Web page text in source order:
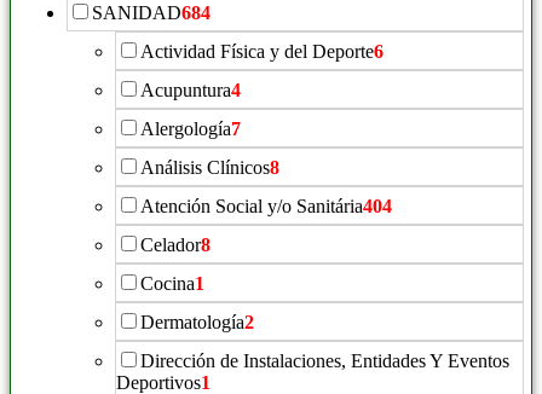
SANIDAD684
Actividad Física y del Deporte6
Acupuntura4
Alergología7
Análisis Clínicos8
Atención Social y/o Sanitária404
Celador8
Cocina1
Dermatología2
Dirección de Instalaciones, Entidades Y Eventos
Deportivos1